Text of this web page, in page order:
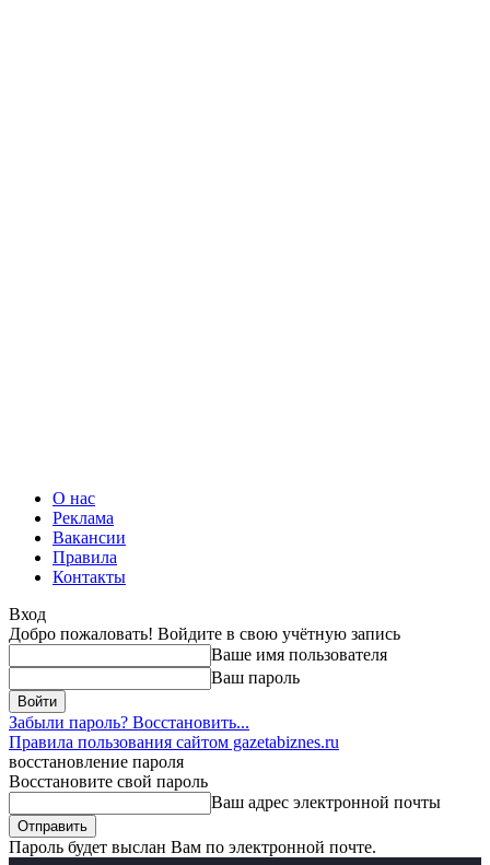
О нас
Реклама
Вакансии
Правила
Контакты
Вход
Добро пожаловать! Войдите в свою учётную запись
Ваше имя пользователя
Ваш пароль
Забыли пароль? Восстановить...
Правила пользования сайтом gazetabiznes.ru
восстановление пароля
Восстановите свой пароль
Ваш адрес электронной почты
Пароль будет выслан Вам по электронной почте.